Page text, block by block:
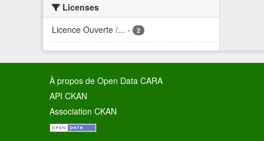
Licenses
Licence Ouverte /... - 2
À propos de Open Data CARA
API CKAN
Association CKAN